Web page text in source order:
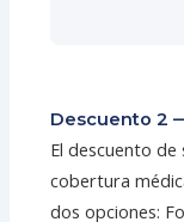
Descuento 2
El descuento
cobertura
dos opciones: